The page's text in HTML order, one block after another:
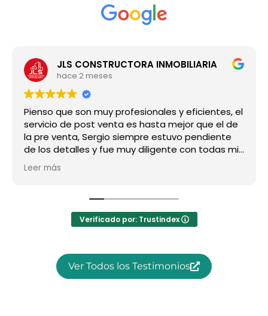
JLS CONSTRUCTORA INMOBILIARIA
hace 2 meses
Pienso que son muy profesionales y eficientes, el
servicio de post venta es hasta mejor que el de
la pre venta, Sergio siempre estuvo pendiente
de los detalles y fue muy diligente con todas mis
preguntas, super recomendado, a nosotros nos
ha ido increíble!!!
Leer más
Verificado por: Trustindex
Ver Todos los Testimonios